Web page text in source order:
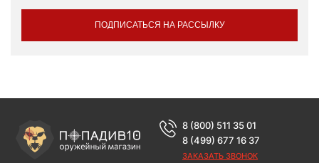
ПОДПИСАТЬСЯ НА РАССЫЛКУ
8 (800) 511 35 01
8 (499) 677 16 37
ЗАКАЗАТЬ ЗВОНОК